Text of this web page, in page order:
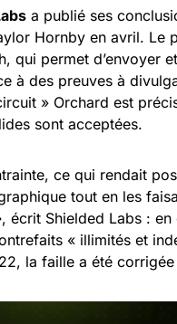
a publié ses
Hornby en avril. Le
qui permet d’envoyer
à des preuves à
» Orchard est
sont acceptées.
ce qui rendait
tout en les
, écrit Shielded Labs :
« illimités et
la faille a été